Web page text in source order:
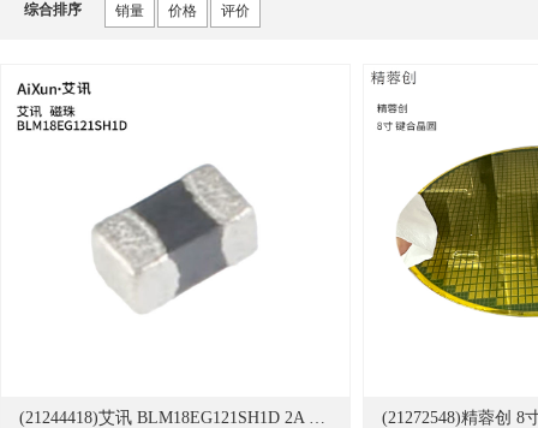
综合排序 销量 价格 评价
(21244418)艾讯 BLM18EG121SH1D 2A 磁珠(单位：只) (21272548)精蓉创 8